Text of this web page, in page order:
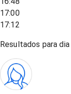
17:00
17:12
Resultados para dia